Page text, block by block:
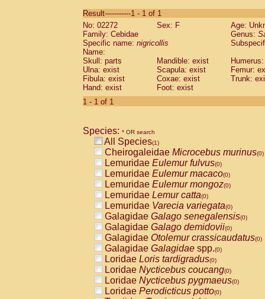
CebidaeSaguinus labiatus(0)
Cebidae Saguinus leucopus (0)
Cebidae
CebidaeSaguinus mystax
Cebidae Saguinus nigricollis (1)
Cebidae Saguinus oedipus
Cebidae Saguinus weddelli
Cebidae Saguinusspp.
Cebidae
CebidaeCebus capucinus
CebidaeCebus nigrivittatus
CebidaeCebus spp.(0)
CebidaeSaimiri boliviensis(0)
CebidaeSaimiri sciureus(0)
AtelidaeAlouatta caraya(0)
AtelidaeAlouatta fusca(0)
AtelidaeAlouatta seniculus(0)
AtelidaeAlouattaspp.(0)
AtelidaeAteles belzebuth(0)
AtelidaeAteles geoffroyi(0)
AtelidaeAteles paniscus(0)
AtelidaeAtelesspp.(0)
AtelidaeLagothrix lagothricha(0)
AtelidaeLagothrix lagothricha cana
PitheciidaeCacajao calvus
Result-----------1 - 1 of 1
No: 02272
Sex: F
Age:
Family: Cebidae
Genus:
Specific name: nigricollis
Name:
Skull: parts
Mandible: exist
Ulna: exist
Scapula: exist
Femur:
Fibula: exist
Coxae: exist
Trunk:
Hand: exist
Foot: exist
1 - 1 of 1
Species: * OR search
All Species(1)
Cheirogaleidae Microcebus murinus(0)
Lemuridae Eulemur fulvus(0)
Lemuridae Eulemur macaco(0)
Lemuridae Eulemur mongoz(0)
Lemuridae Lemur catta(0)
Lemuridae Varecia variegata(0)
Galagidae Galago senegalensis(0)
Galagidae Galago demidovii(0)
Galagidae Otolemur crassicaudatus(0)
Galagidae Galagidae spp.(0)
Loridae Loris tardigradus(0)
Loridae Nycticebus coucang(0)
Loridae Nycticebus pygmaeus(0)
Loridae Perodicticus potto(0)